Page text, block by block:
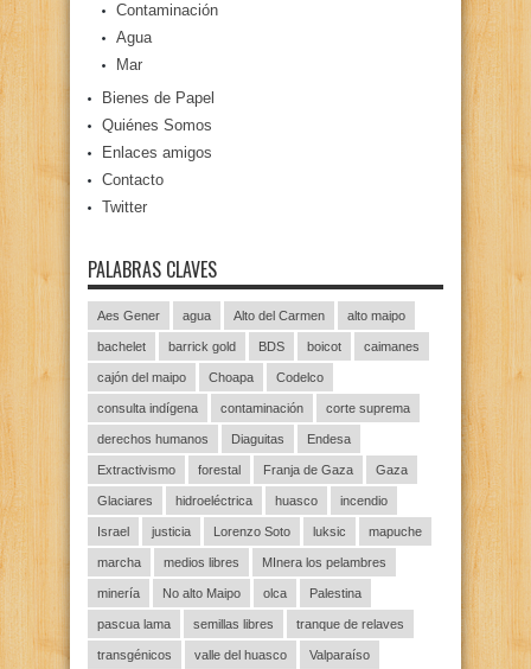
Contaminación
Agua
Mar
Bienes de Papel
Quiénes Somos
Enlaces amigos
Contacto
Twitter
PALABRAS CLAVES
Aes Gener agua Alto del Carmen alto maipo
bachelet barrick gold BDS boicot caimanes
cajón del maipo Choapa Codelco
consulta indígena contaminación corte suprema
derechos humanos Diaguitas Endesa
Extractivismo forestal Franja de Gaza Gaza
Glaciares hidroeléctrica huasco incendio
Israel justicia Lorenzo Soto luksic mapuche
marcha medios libres MInera los pelambres
minería No alto Maipo olca Palestina
pascua lama semillas libres tranque de relaves
transgénicos valle del huasco Valparaíso